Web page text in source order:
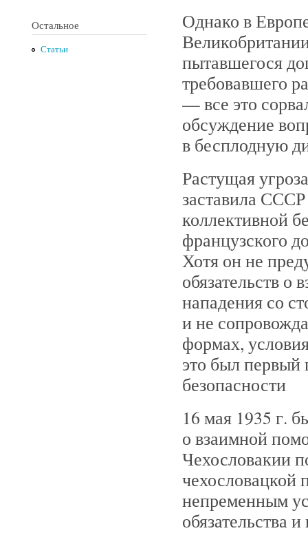
Остальное
Статьи
Однако в
пытавшегося
требовавшего
— все это
обсуждение
в бесплодную
Растущая
заставила
коллективной
французского
Хотя он не
обязательств о
нападения со
и не
формах,
это был первый
безопасности
16 мая 1935 г.
о взаимной
Чехословакии
чехословацкой
непременным
обязательства